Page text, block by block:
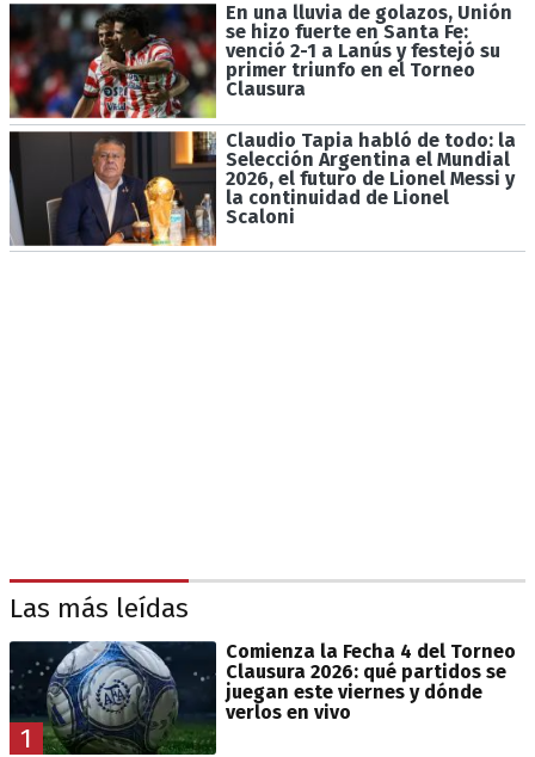
En una lluvia de golazos, Unión
se hizo fuerte en Santa Fe:
venció 2-1 a Lanús y festejó su
primer triunfo en el Torneo
Clausura
Claudio Tapia habló de todo: la
Selección Argentina el Mundial
2026, el futuro de Lionel Messi y
la continuidad de Lionel
Scaloni
Las más leídas
1
Comienza la Fecha 4 del Torneo
Clausura 2026: qué partidos se
juegan este viernes y dónde
verlos en vivo